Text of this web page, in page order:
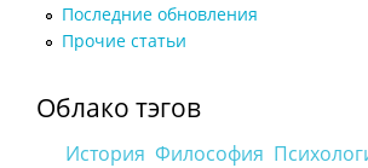
Последние обновления
Прочие статьи
Облако тэгов
История Философия